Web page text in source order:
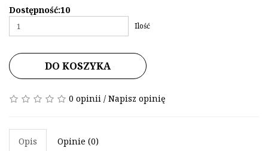
Dostępność:10
Ilość
DO KOSZYKA
0 opinii / Napisz opinię
Opis Opinie (0)